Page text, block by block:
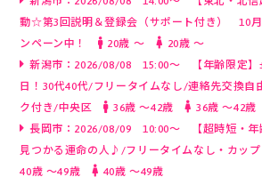
動☆第3回説明＆登録会（サポート付き） 10
ンペーン中！
20歳 〜
20歳 〜
新潟市：2026/08/08 15:00～ 【年齢限定】
日！30代40代/フリータイムなし/連絡先交換自
ク付き/中央区
36歳 〜42歳
36歳 〜42歳
長岡市：2026/08/09 10:00～ 【超時短・年
見つかる運命の人♪/フリータイムなし・カッ
40歳 〜49歳
40歳 〜49歳